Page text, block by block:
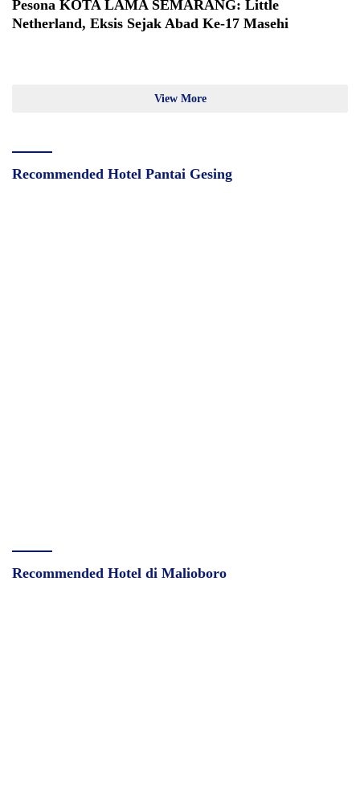
Pesona KOTA LAMA SEMARANG: Little
Netherland, Eksis Sejak Abad Ke-17 Masehi
View More
Recommended Hotel Pantai Gesing
Recommended Hotel di Malioboro